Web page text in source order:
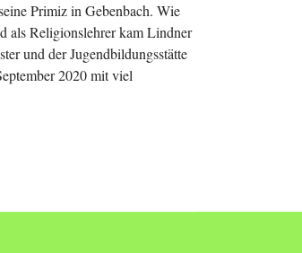
Primiz in Gebenbach. Wie
als Religionslehrer kam Lindner
und der Jugendbildungsstätte
2020 mit viel